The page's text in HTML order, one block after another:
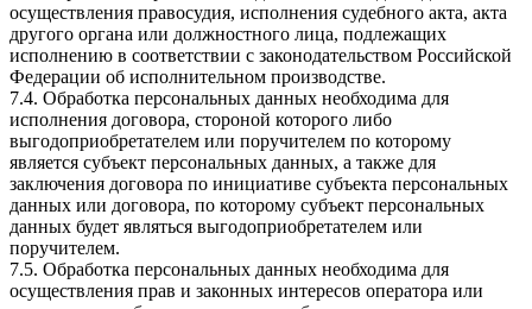
осуществления правосудия, исполнения судебного акта, акта
другого органа или должностного лица, подлежащих
исполнению в соответствии с законодательством Российской
Федерации об исполнительном производстве.
7.4. Обработка персональных данных необходима для
исполнения договора, стороной которого либо
выгодоприобретателем или поручителем по которому
является субъект персональных данных, а также для
заключения договора по инициативе субъекта персональных
данных или договора, по которому субъект персональных
данных будет являться выгодоприобретателем или
поручителем.
7.5. Обработка персональных данных необходима для
осуществления прав и законных интересов оператора или